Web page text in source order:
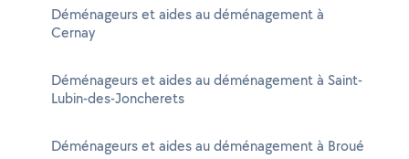
Déménageurs et aides au déménagement à
Cernay
Déménageurs et aides au déménagement à Saint-
Lubin-des-Joncherets
Déménageurs et aides au déménagement à Broué